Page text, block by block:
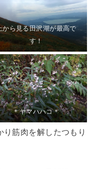
から見る田沢湖が最高で
す！
＊ヤマハハコ＊
筋肉を解したつもり